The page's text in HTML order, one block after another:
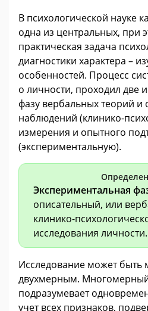
В психологической науке
одна из центральных, при
практическая задача
диагностики характера –
особенностей. Процесс
о личности, проходил две
фазу вербальных теорий и
наблюдений (клинико-
измерения и опытного
(экспериментальную).
Экспериментальная
описательный, или
клинико-
исследования личности.
Исследование может
двухмерным.
подразумевает
учет всех признаков,